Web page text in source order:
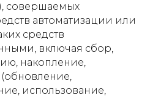
совершаемых
автоматизации или
средств
включая сбор,
накопление,
использование,